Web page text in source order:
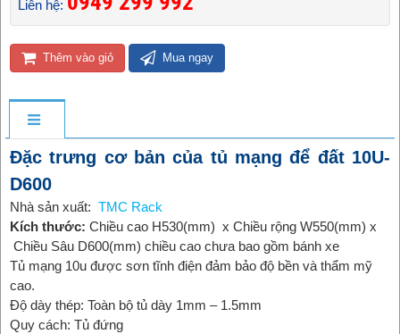
Liên hệ:
Thêm vào giỏ Mua ngay
Đặc trưng cơ bản của tủ mạng để đất 10U-
D600
Nhà sản xuất: TMC Rack
Kích thước: Chiều cao H530(mm) x Chiều rộng W550(mm) x
Chiều Sâu D600(mm) chiều cao chưa bao gồm bánh xe
Tủ mạng 10u được sơn tĩnh điện đảm bảo độ bền và thẩm mỹ
cao.
Độ dày thép: Toàn bộ tủ dày 1mm – 1.5mm
Quy cách: Tủ đứng